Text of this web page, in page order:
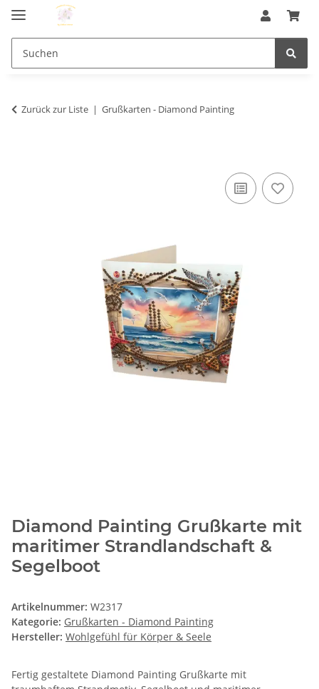
Zurück zur Liste Grußkarten - Diamond Painting
Diamond Painting Grußkarte mit
maritimer Strandlandschaft &
Segelboot
Artikelnummer: W2317
Kategorie: Grußkarten - Diamond Painting
Hersteller: Wohlgefühl für Körper & Seele
Fertig gestaltete Diamond Painting Grußkarte mit